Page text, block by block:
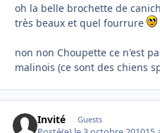
oh la belle brochette de
très beaux et quel fourrure
non non Choupette ce n'est
malinois (ce sont des chiens
Invité Guests